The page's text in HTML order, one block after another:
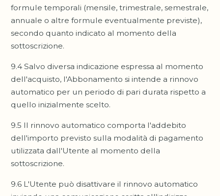
formule temporali (mensile, trimestrale, semestrale,
annuale o altre formule eventualmente previste),
secondo quanto indicato al momento della
sottoscrizione.
9.4 Salvo diversa indicazione espressa al momento
dell'acquisto, l'Abbonamento si intende a rinnovo
automatico per un periodo di pari durata rispetto a
quello inizialmente scelto.
9.5 Il rinnovo automatico comporta l'addebito
dell'importo previsto sulla modalità di pagamento
utilizzata dall'Utente al momento della
sottoscrizione.
9.6 L'Utente può disattivare il rinnovo automatico